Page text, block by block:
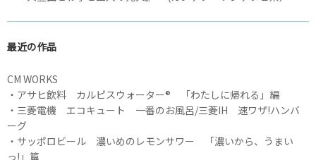
最近の作品
CM WORKS
・アサヒ飲料 カルピスウォーター®︎ 「わたしに帰れる」編
・三菱電機 エコキュート 一番のお風呂/三菱IH 速ワザ!ハンバ
ーグ
・サッポロビール 濃いめのレモンサワー 「濃いから、うまい
っ!」篇